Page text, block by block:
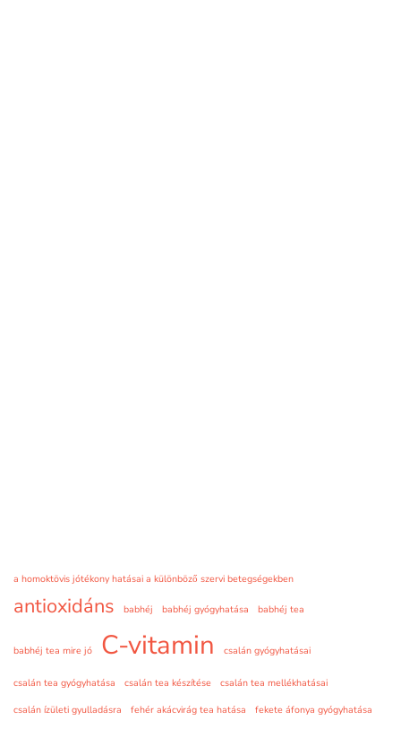
a homoktövis jótékony hatásai a különböző szervi betegségekben
antioxidáns babhéj babhéj gyógyhatása babhéj tea
babhéj tea mire jó C-vitamin csalán gyógyhatásai
csalán tea gyógyhatása csalán tea készítése
csalán tea mellékhatásai
csalán ízületi gyulladásra
fehér akácvirág tea hatása
fekete áfonya gyógyhatása